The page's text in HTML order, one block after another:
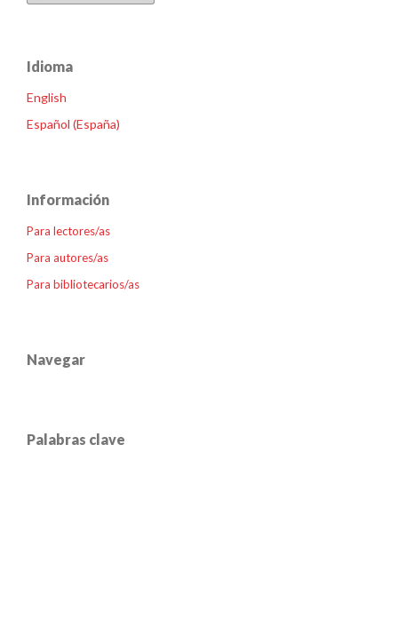
Idioma
English
Español (España)
Información
Para lectores/as
Para autores/as
Para bibliotecarios/as
Navegar
Palabras clave